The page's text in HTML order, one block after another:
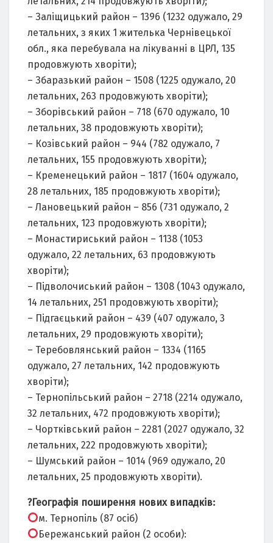
– Заліщицький район – 1396 (1232 одужало, 29
летальних, з яких 1 жителька Чернівецької
обл., яка перебувала на лікуванні в ЦРЛ, 135
продовжують хворіти);
– Збаразький район – 1508 (1225 одужало, 20
летальних, 263 продовжують хворіти);
– Зборівський район – 718 (670 одужало, 10
летальних, 38 продовжують хворіти);
– Козівський район – 944 (782 одужало, 7
летальних, 155 продовжують хворіти);
– Кременецький район – 1817 (1604 одужало,
28 летальних, 185 продовжують хворіти);
– Лановецький район – 856 (731 одужало, 2
летальних, 123 продовжують хворіти);
– Монастириський район – 1138 (1053
одужало, 22 летальних, 63 продовжують
хворіти);
– Підволочиський район – 1308 (1043 одужало,
14 летальних, 251 продовжують хворіти);
– Підгаєцький район – 439 (407 одужало, 3
летальних, 29 продовжують хворіти);
– Теребовлянський район – 1334 (1165
одужало, 27 летальних, 142 продовжують
хворіти);
– Тернопільський район – 2718 (2214 одужало,
32 летальних, 472 продовжують хворіти);
– Чортківський район – 2281 (2027 одужало, 32
летальних, 222 продовжують хворіти);
– Шумський район – 1014 (969 одужало, 20
летальних, 25 продовжують хворіти).
?Географія поширення нових випадків:
м. Тернопіль (87 осіб)
Бережанський район (2 особи):